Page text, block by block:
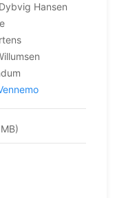
Hansen